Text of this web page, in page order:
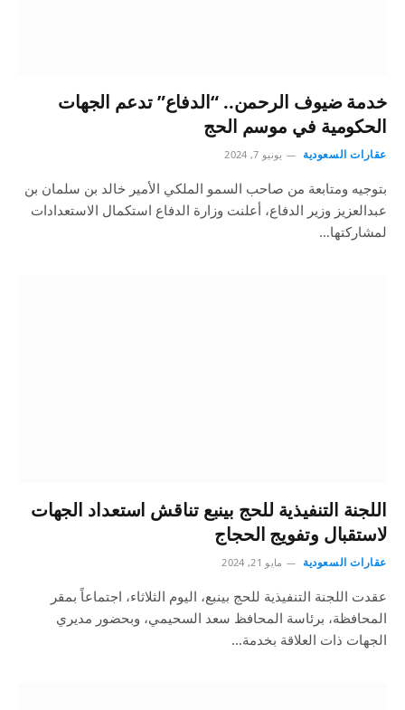
خدمة ضيوف الرحمن.. “الدفاع” تدعم الجهات
الحكومية في موسم الحج
عقارات السعودية يونيو 7, 2024
بتوجيه ومتابعة من صاحب السمو الملكي الأمير خالد بن سلمان بن
عبدالعزيز وزير الدفاع، أعلنت وزارة الدفاع استكمال الاستعدادات
لمشاركتها…
اللجنة التنفيذية للحج بينبع تناقش استعداد الجهات
لاستقبال وتفويج الحجاج
عقارات السعودية مايو 21, 2024
عقدت اللجنة التنفيذية للحج بينبع، اليوم الثلاثاء، اجتماعاً بمقر
المحافظة، برئاسة المحافظ سعد السحيمي، وبحضور مديري
الجهات ذات العلاقة بخدمة…